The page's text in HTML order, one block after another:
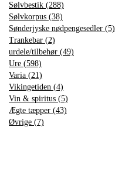
Sølvbestik (288)
Sølvkorpus (38)
Sønderjyske nødpengesedler (5)
Trankebar (2)
urdele/tilbehør (49)
Ure (598)
Varia (21)
Vikingetiden (4)
Vin & spiritus (5)
Ægte tæpper (43)
Øvrige (7)